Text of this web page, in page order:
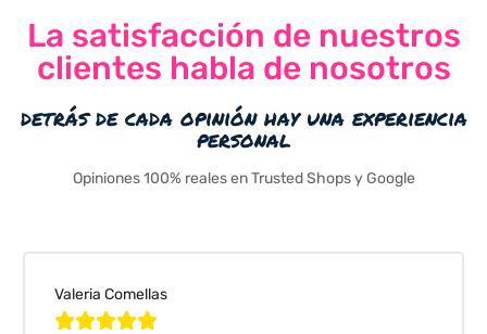
La satisfacción de nuestros
clientes habla de nosotros
detrás de cada opinión hay una experiencia
personal
Opiniones 100% reales en Trusted Shops y Google
Valeria Comellas
